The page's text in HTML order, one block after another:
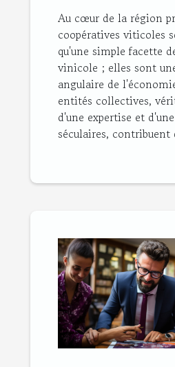
Au cœur de la région
coopératives viticoles
qu'une simple facette
vinicole ; elles sont
angulaire de
entités collectives,
d'une expertise et
séculaires, contribuent